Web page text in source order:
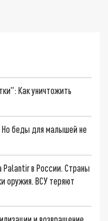
Как уничтожить
Но беды для малышей не
Palantir в России. Страны
оружия. ВСУ теряют